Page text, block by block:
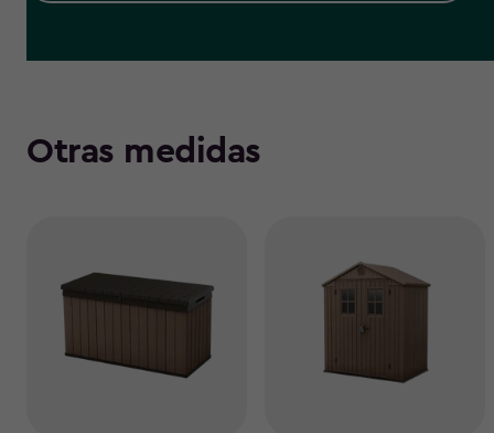
Otras medidas